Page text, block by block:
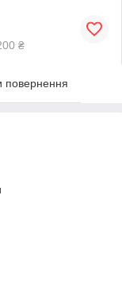
₴
повернення